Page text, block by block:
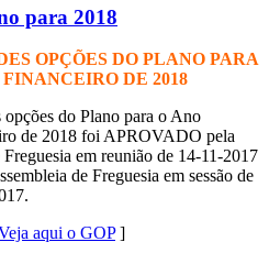
para 2018
OPÇÕES DO PLANO PARA
FINANCEIRO DE 2018
opções do Plano para o Ano
de 2018 foi APROVADO pela
Freguesia em reunião de 14-11-2017
de Freguesia em sessão de
aqui o GOP]